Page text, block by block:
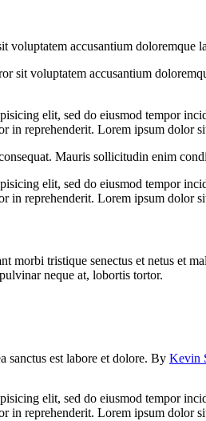
voluptatem accusantium
sit voluptatem accusantium
elit, sed do eiusmod tempor
in reprehenderit. Lorem ipsum dolor
Mauris sollicitudin enim
elit, sed do eiusmod tempor
in reprehenderit. Lorem ipsum dolor
morbi tristique senectus et netus et
neque at, lobortis tortor.
sanctus est labore et dolore. By Kevin
elit, sed do eiusmod tempor
in reprehenderit. Lorem ipsum dolor